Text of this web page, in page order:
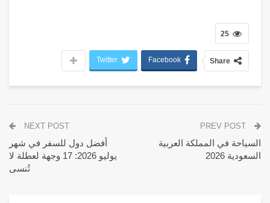
25
Share
Facebook
Twitter
السياحة في المملكة العربية
السعودية 2026
NEXT POST
أفضل دول للسفر في شهر
يوليو 2026: 17 وجهة لعطلة لا
تُنسى